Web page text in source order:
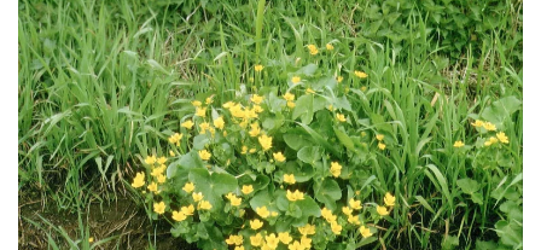
VERGRÖSSERN